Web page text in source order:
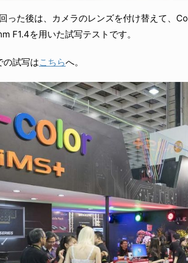
った後は、カメラのレンズを付け替えて、
F1.4を用いた試写テストです。
の試写はこちらへ。